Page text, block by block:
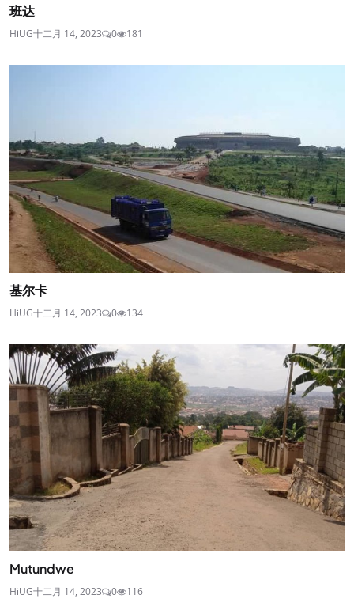
班达
HiUG十二月 14, 2023 0 181
基尔卡
HiUG十二月 14, 2023 0 134
Mutundwe
HiUG十二月 14, 2023 0 116